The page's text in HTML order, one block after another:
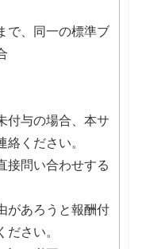
で、同一の標準ブ
付与の場合、本サ
ください。
接問い合わせする
があろうと報酬付
さい。